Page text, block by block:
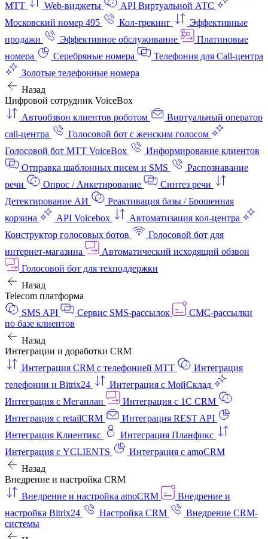
МТТ
Web-виджеты
API Виртуальной АТС
Московский номер 495
Кол-трекинг
Эффективные
продажи
Эффективное обслуживание
Платиновые
номера
Серебряные номера
Телефония для Call-центра
Золотые телефонные номера
Назад
Цифровой сотрудник VoiceBox
Автообзвон клиентов роботом
Виртуальный оператор
call-центра
Голосовой бот с женским голосом
Голосовой бот МТТ VoiceBox
Информирование клиентов
Отправка шаблонных писем и SMS
Распознавание
речи
Опрос / Анкетирование
Синтез речи
Детектирование АИ
Реактивация базы / Брошенная
корзина
API Voicebox
Автоматизация кол‑центра
Конструктор голосовых ботов
Голосовой бот для
интернет‑магазина
Автоматический исходящий обзвон
Голосовой бот для техподдержки
Назад
Telecom платформа
SMS API
Сервис SMS-рассылок
СМС-рассылки
по базе клиентов
Назад
Интеграции и доработки CRM
Интеграция CRM с телефонией МТТ
Интеграция
телефонии и Bitrix24
Интеграция с МойСклад
Интеграция с Мегаплан
Интеграция с 1C CRM
Интеграция с retailCRM
Интеграция REST API
Интеграция Клиентикс
Интеграция Планфикс
Интеграция с YCLIENTS
Интеграция с amoCRM
Назад
Внедрение и настройка CRM
Внедрение и настройка amoCRM
Внедрение и
настройка Bitrix24
Настройка CRM
Внедрение CRM-
системы